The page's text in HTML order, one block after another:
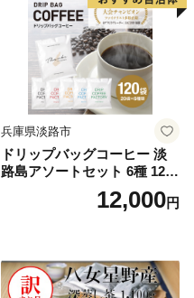
兵庫県淡路市
ドリップバッグコーヒー 淡
路島アソートセット 6種 120
袋 飲み比べ コーヒー
12,000円